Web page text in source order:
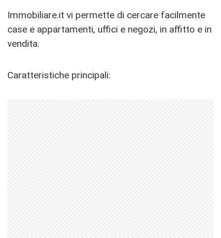
Immobiliare.it vi permette di cercare facilmente
case e appartamenti, uffici e negozi, in affitto e in
vendita.
Caratteristiche principali: